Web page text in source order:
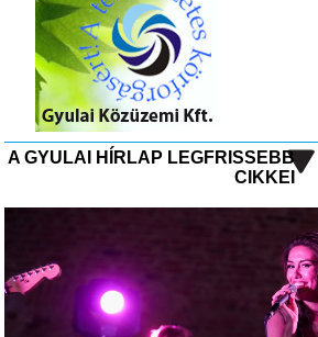
A GYULAI HÍRLAP LEGFRISSEBB
CIKKEI